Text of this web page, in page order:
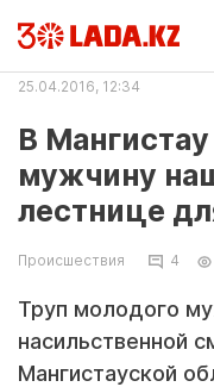
25.04.2016, 12:34
В
мужчину
лестнице
Происшествия 4
Труп молодого
насильственной
Мангистауской